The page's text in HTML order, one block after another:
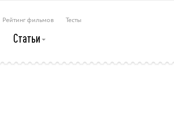
Рейтинг фильмов Тесты
Статьи